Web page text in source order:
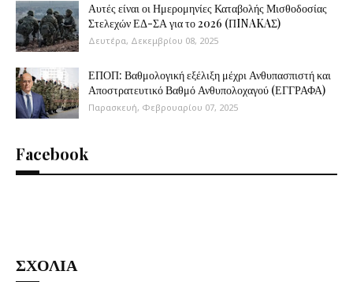
Αυτές είναι οι Ημερομηνίες Καταβολής Μισθοδοσίας
Στελεχών ΕΔ-ΣΑ για το 2026 (ΠINAKAΣ)
Δευτέρα, Δεκεμβρίου 08, 2025
ΕΠΟΠ: Βαθμολογική εξέλιξη μέχρι Ανθυπασπιστή και
Αποστρατευτικό Βαθμό Ανθυπολοχαγού (ΕΓΓΡΑΦΑ)
Παρασκευή, Φεβρουαρίου 07, 2025
Facebook
ΣΧΟΛΙΑ